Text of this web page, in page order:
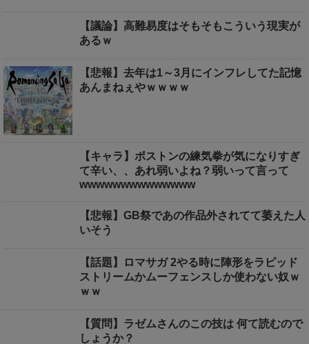
【議論】高難易度はそもそもこういう現実が
あるｗ
【悲報】去年は1～3月にインフレしてた記憶
あんまねぇやｗｗｗｗ
【キャラ】ボストンの練気拳が気になりすぎ
て辛い、、あれ弱いよね？弱いって言って
wwwwwwwwwwwwww
【悲報】GB祭であの作品外されてて萎えた人
いそう
【話題】ロマサガ 2やる時に陣形をラピッド
ストリームかムーフェンスしか使わない奴ｗ
ｗｗ
【質問】ラゼムさんのこの技は 何て読むので
しょうか？